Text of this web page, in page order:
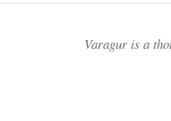
Varagur is a